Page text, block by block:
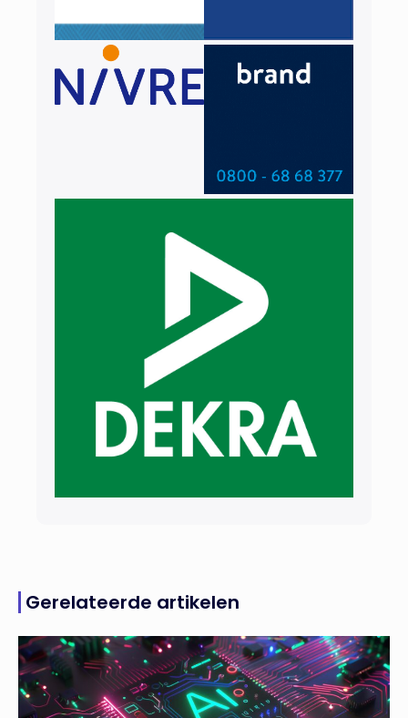
Gerelateerde artikelen